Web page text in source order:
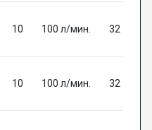
10 100 л/мин. 32
10 100 л/мин. 32